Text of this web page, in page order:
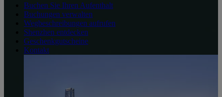
Buchen Sie Ihren Aufenthalt
Buchungen verwalten
Wegbeschreibungen aufrufen
Shenzhen entdecken
Geschenkgutscheine
Kontakt